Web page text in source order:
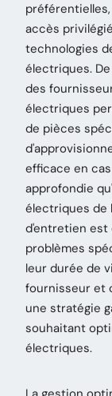
accès
technologies
électriques.
des
électriques
de pièces
efficace en
approfondie
électriques de
d'entretien est
problèmes
leur durée de
fournisseur et
une stratégie
souhaitant
électriques.